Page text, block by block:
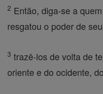
2 Então, diga-se a
resgatou o poder de
3 trazê-los de volta de
oriente e do ocidente,